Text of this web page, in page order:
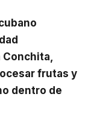
frutas y
dentro de